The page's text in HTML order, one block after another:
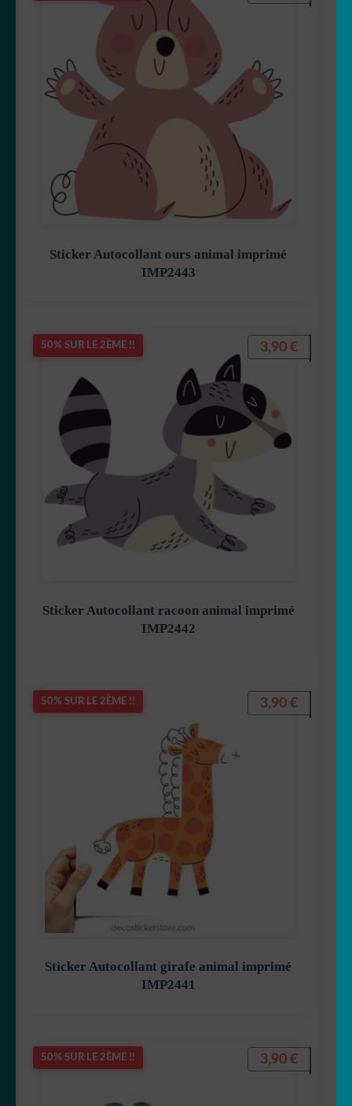
Sticker Autocollant ours animal imprimé
IMP2443
50% SUR LE 2ÈME !!
Sticker Autocollant racoon animal imprimé
IMP2442
3,90 €
50% SUR LE 2ÈME !!
Sticker Autocollant girafe animal imprimé
IMP2441
3,90 €
50% SUR LE 2ÈME !! 3,90 €